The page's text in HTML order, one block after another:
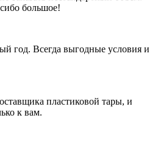
большое!
год. Всегда выгодные условия и
пластиковой тары, и
к вам.